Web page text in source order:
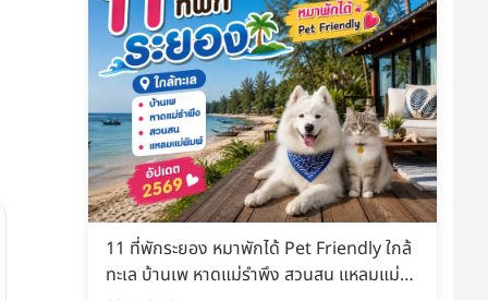
11 ที่พักระยอง หมาพักได้ Pet Friendly ใกล้
ทะเล บ้านเพ หาดแม่รำพึง สวนสน แหลมแม่